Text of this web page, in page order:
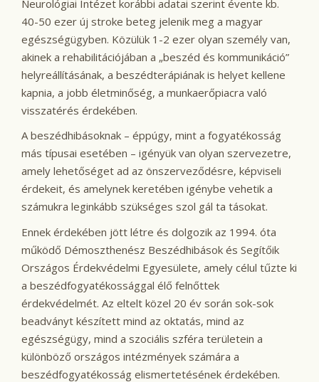
Neurológiai Intézet korábbi adatai szerint évente kb.
40-50 ezer új stroke beteg jelenik meg a magyar
egészségügyben. Közülük 1-2 ezer olyan személy van,
akinek a rehabilitációjában a „beszéd és kommunikáció”
helyreállításának, a beszédterápiának is helyet kellene
kapnia, a jobb életminőség, a munkaerőpiacra való
visszatérés érdekében.
A beszédhibásoknak – éppúgy, mint a fogyatékosság
más típusai esetében – igényük van olyan szervezetre,
amely lehetőséget ad az önszerveződésre, képviseli
érdekeit, és amelynek keretében igénybe vehetik a
számukra leginkább szükséges szol gál ta tásokat.
Ennek érdekében jött létre és dolgozik az 1994. óta
működő Démoszthenész Beszédhibások és Segítőik
Országos Érdekvédelmi Egyesülete, amely célul tűzte ki
a beszédfogyatékossággal élő felnőttek
érdekvédelmét. Az eltelt közel 20 év során sok-sok
beadványt készített mind az oktatás, mind az
egészségügy, mind a szociális szféra területein a
különböző országos intézmények számára a
beszédfogyatékosság elismertetésének érdekében.